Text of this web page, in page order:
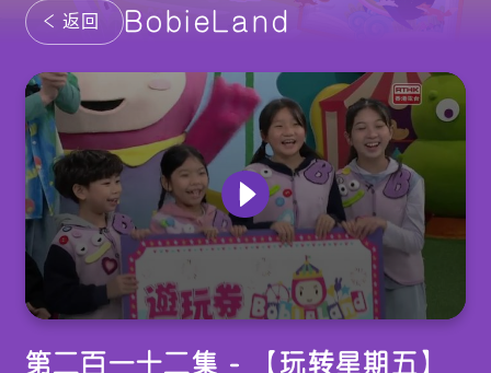
返回 BobieLand
of
第二百一十二集 - 【玩转星期五】